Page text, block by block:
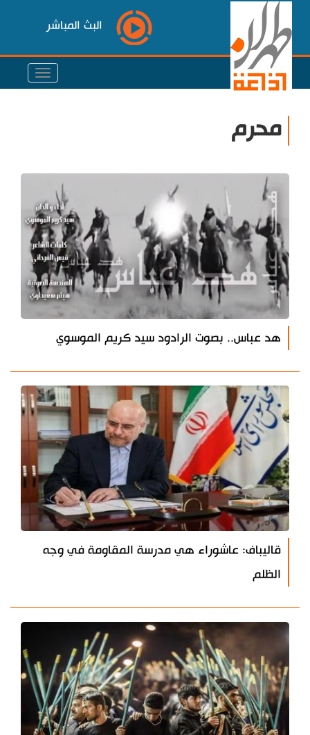
البث المباشر
محرم
هد عباس.. بصوت الرادود سيد كريم الموسوي
قاليباف: عاشوراء هي مدرسة المقاومة في وجه
الظلم